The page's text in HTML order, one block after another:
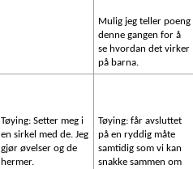
Mulig jeg teller poeng
denne gangen for å
se hvordan det virker
på barna.
Tøying: Setter meg i
en sirkel med de. Jeg
gjør øvelser og de
hermer.
Tøying: får avsluttet
på en ryddig måte
samtidig som vi kan
snakke sammen om